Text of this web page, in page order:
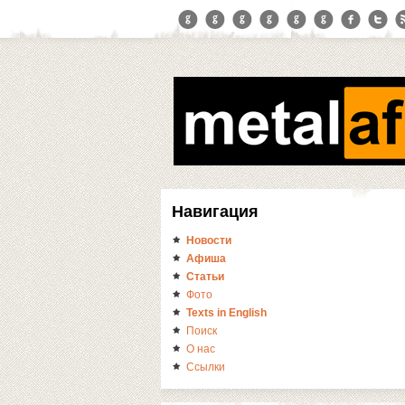
Навигация
Новости
Афиша
Статьи
Фото
Texts in English
Поиск
О нас
Ссылки